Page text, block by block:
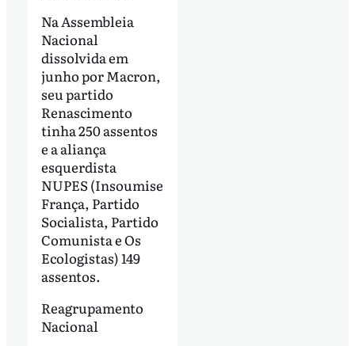
Na Assembleia
Nacional
dissolvida em
junho por Macron,
seu partido
Renascimento
tinha 250 assentos
e a aliança
esquerdista
NUPES (Insoumise
França, Partido
Socialista, Partido
Comunista e Os
Ecologistas) 149
assentos.
Reagrupamento
Nacional